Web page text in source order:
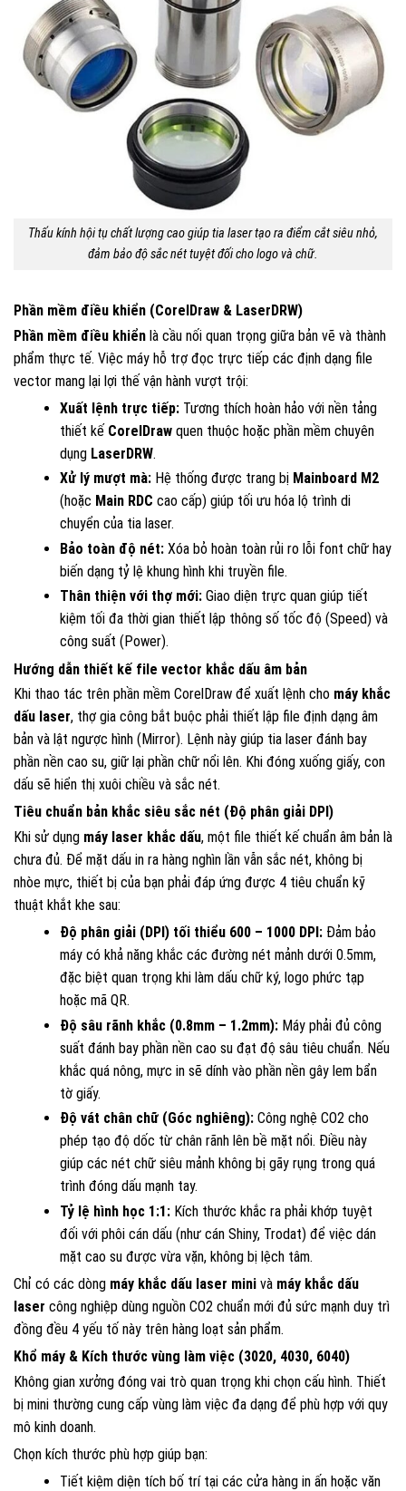
Thấu kính hội tụ chất lượng cao giúp tia laser tạo ra điểm cắt siêu nhỏ,
đảm bảo độ sắc nét tuyệt đối cho logo và chữ.
Phần mềm điều khiển (CorelDraw & LaserDRW)
Phần mềm điều khiển là cầu nối quan trọng giữa bản vẽ và thành
phẩm thực tế. Việc máy hỗ trợ đọc trực tiếp các định dạng file
vector mang lại lợi thế vận hành vượt trội:
Xuất lệnh trực tiếp:Tương thích hoàn hảo với nền tảng
thiết kế CorelDrawquen thuộc hoặc phần mềm chuyên
dụng LaserDRW.
Xử lý mượt mà:Hệ thống được trang bị Mainboard M2
(hoặc Main RDC cao cấp) giúp tối ưu hóa lộ trình di
chuyển của tia laser.
Bảo toàn độ nét:Xóa bỏ hoàn toàn rủi ro lỗi font chữ hay
biến dạng tỷ lệ khung hình khi truyền file.
Thân thiện với thợ mới:Giao diện trực quan giúp tiết
kiệm tối đa thời gian thiết lập thông số tốc độ (Speed) và
công suất (Power).
Hướng dẫn thiết kế file vector khắc dấu âm bản
Khi thao tác trên phần mềm CorelDraw để xuất lệnh cho máy khắc
dấu laser, thợ gia công bắt buộc phải thiết lập file định dạng âm
bản và lật ngược hình (Mirror). Lệnh này giúp tia laser đánh bay
phần nền cao su, giữ lại phần chữ nổi lên. Khi đóng xuống giấy, con
dấu sẽ hiển thị xuôi chiều và sắc nét.
Tiêu chuẩn bản khắc siêu sắc nét (Độ phân giải DPI)
Khi sử dụng máy laser khắc dấu, một file thiết kế chuẩn âm bản là
chưa đủ. Để mặt dấu in ra hàng nghìn lần vẫn sắc nét, không bị
nhòe mực, thiết bị của bạn phải đáp ứng được 4 tiêu chuẩn kỹ
thuật khắt khe sau:
Độ phân giải (DPI) tối thiểu 600 – 1000 DPI:Đảm bảo
máy có khả năng khắc các đường nét mảnh dưới 0.5mm,
đặc biệt quan trọng khi làm dấu chữ ký, logo phức tạp
hoặc mã QR.
Độ sâu rãnh khắc (0.8mm – 1.2mm):Máy phải đủ công
suất đánh bay phần nền cao su đạt độ sâu tiêu chuẩn. Nếu
khắc quá nông, mực in sẽ dính vào phần nền gây lem bẩn
tờ giấy.
Độ vát chân chữ (Góc nghiêng):Công nghệ CO2 cho
phép tạo độ dốc từ chân rãnh lên bề mặt nổi. Điều này
giúp các nét chữ siêu mảnh không bị gãy rụng trong quá
trình đóng dấu mạnh tay.
Tỷ lệ hình học 1:1:Kích thước khắc ra phải khớp tuyệt
đối với phôi cán dấu (như cán Shiny, Trodat) để việc dán
mặt cao su được vừa vặn, không bị lệch tâm.
Chỉ có các dòng máy khắc dấu laser mini và máy khắc dấu
laser công nghiệp dùng nguồn CO2 chuẩn mới đủ sức mạnh duy trì
đồng đều 4 yếu tố này trên hàng loạt sản phẩm.
Khổ máy & Kích thước vùng làm việc (3020, 4030, 6040)
Không gian xưởng đóng vai trò quan trọng khi chọn cấu hình. Thiết
bị mini thường cung cấp vùng làm việc đa dạng để phù hợp với quy
mô kinh doanh.
Chọn kích thước phù hợp giúp bạn:
Tiết kiệm diện tích bố trí tại các cửa hàng in ấn hoặc văn